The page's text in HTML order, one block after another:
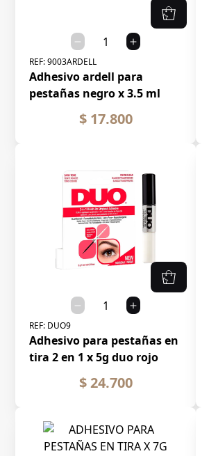
REF:9003ARDELL
Adhesivo ardell para
pestañas negro x 3.5 ml
$ 17.800
REF: DUO9
Adhesivo para pestañas en
tira 2 en 1 x 5g duo rojo
$ 24.700